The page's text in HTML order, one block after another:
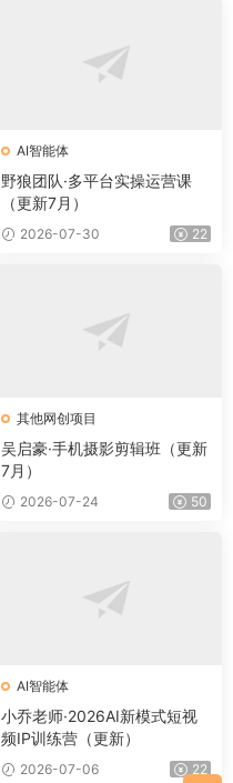
AI智能体
野狼团队·多平台实操运营课
（更新7月）
2026-07-30 22
其他网创项目
吴启豪·手机摄影剪辑班（更新
7月）
2026-07-24 50
AI智能体
小乔老师·2026AI新模式短视
频IP训练营（更新）
2026-07-06 22